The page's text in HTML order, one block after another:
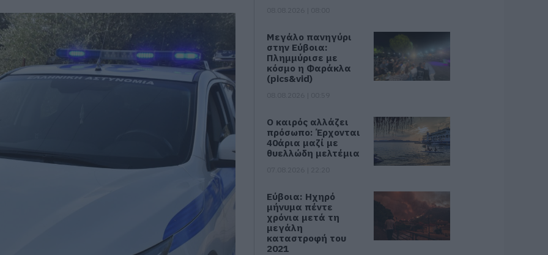
Μεγάλο πανηγύρι
στην Εύβοια:
Πλημμύρισε με
κόσμο η Φαράκλα
(pics&vid)
Ο καιρός αλλάζει
πρόσωπο: Έρχονται
40άρια μαζί με
θυελλώδη μελτέμια
Εύβοια: Ηχηρό
μήνυμα πέντε
χρόνια μετά τη
μεγάλη
καταστροφή του
2021